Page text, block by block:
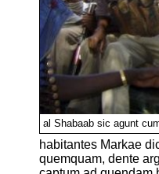
al Shabaab sic agunt
habitantes Markae
quemquam, dente